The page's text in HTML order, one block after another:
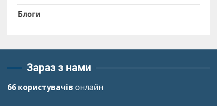
Блоги
Зараз з нами
66 користувачів онлайн